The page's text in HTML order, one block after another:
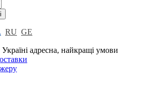
RU GE
адресна, найкращі умови